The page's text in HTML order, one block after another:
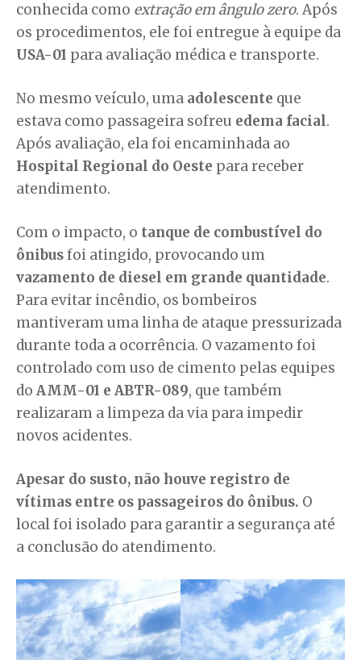
conhecida como extração em ângulo zero. Após
os procedimentos, ele foi entregue à equipe da
USA-01 para avaliação médica e transporte.
No mesmo veículo, uma adolescente que
estava como passageira sofreu edema facial.
Após avaliação, ela foi encaminhada ao
Hospital Regional do Oeste para receber
atendimento.
Com o impacto, o tanque de combustível do
ônibusfoi atingido, provocando um
vazamento de diesel em grande quantidade.
Para evitar incêndio, os bombeiros
mantiveram uma linha de ataque pressurizada
durante toda a ocorrência. O vazamento foi
controlado com uso de cimento pelas equipes
do AMM-01 e ABTR-089, que também
realizaram a limpeza da via para impedir
novos acidentes.
Apesar do susto, não houve registro de
vítimas entre os passageiros do ônibus. O
local foi isolado para garantir a segurança até
a conclusão do atendimento.